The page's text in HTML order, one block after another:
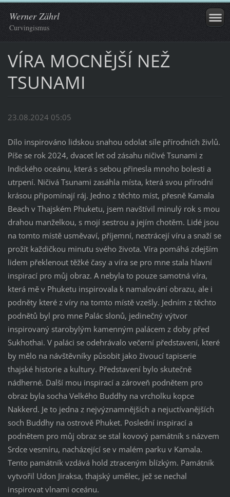
Werner Zährl
Curvingismus
VÍRA MOCNĚJŠÍ NEŽ
TSUNAMI
23.08.2024 05:05
Dílo inspirováno lidskou snahou odolat síle přírodních živlů.
Píše se rok 2024, dvacet let od zásahu ničivé Tsunami z
Indického oceánu, která s sebou přinesla mnoho bolesti a
utrpení. Ničivá Tsunami zasáhla místa, která svou přírodní
krásou připomínají ráj. Jedno z těchto míst, přesně Kamala
Beach v Thajském Phuketu, jsem navštívil minulý rok s mou
drahou manželkou, s mojí sestrou a jejím chotěm. Lidé jsou
na tomto místě usměvaví, příjemní, neztrácejí víru a snaží se
prožít každičkou minutu svého života. Víra pomáhá zdejším
lidem překlenout těžké časy a víra se pro mne stala hlavní
inspirací pro můj obraz. A nebyla to pouze samotná víra,
která mě v Phuketu inspirovala k namalování obrazu, ale i
podněty které z víry na tomto místě vzešly. Jedním z těchto
podnětů byl pro mne Palác slonů, jedinečný výtvor
inspirovaný starobylým kamenným palácem z doby před
Sukhothai. V paláci se odehrávalo večerní představení, které
by mělo na návštěvníky působit jako živoucí tapiserie
thajské historie a kultury. Představení bylo skutečně
nádherné. Další mou inspirací a zároveň podnětem pro
obraz byla socha Velkého Buddhy na vrcholku kopce
Nakkerd. Je to jedna z nejvýznamnějších a nejuctívanějších
soch Buddhy na ostrově Phuket. Poslední inspirací a
podnětem pro můj obraz se stal kovový památník s názvem
Srdce vesmíru, nacházející se v malém parku v Kamala.
Tento památník vzdává hold ztraceným blízkým. Památník
vytvořil Udon Jiraksa, thajský umělec, jež se nechal
inspirovat vlnami oceánu.